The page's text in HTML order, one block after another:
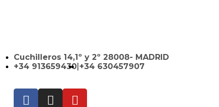
Cuchilleros 14,1º y 2º 28008- MADRID
+34 913659430 +34 630457907